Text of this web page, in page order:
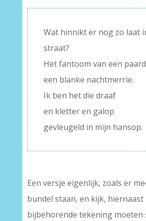
Wat hinnikt er nog zo laat
straat?
Het fantoom van een
een blanke nachtmerrie.
Ik ben het die draaf
en kletter en galop
gevleugeld in mijn hansop.
Een versje eigenlijk, zoals er
bundel staan, en kijk, hiernaast
bijbehorende tekening moeten